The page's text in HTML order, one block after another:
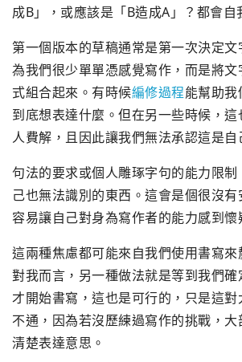
成B」，或應該是「B造成A」？都會自
第一個版本的草稿通常是第一次決定
為我們很少單單憑感覺寫作，而是將
式組合起來。有時候編修過程能幫助
到底想表達什麼。但在另一些時候，
人費解，且因此讓我們無法承認這是自
句法的要求或個人雕琢字句的能力限制
己也無法識別的東西。這會是個很沒
容易讓自己對身為寫作者的能力感到懷
這兩種焦慮都可能來自我們使用書寫來
對我而言，另一種做法就是等到我們
才開始書寫，這也是可行的，只是這
不通，因為若沒歷練過寫作的挑戰，
清楚表達意思。